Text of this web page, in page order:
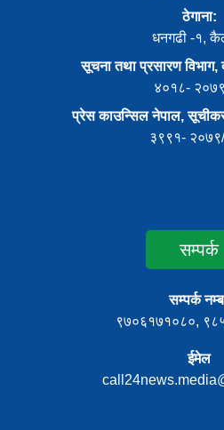
ठेगाना:
धनगढी -१,
सूचना तथा प्रसारण विभाग,
४०१८-
प्रेस काउन्सिल नेपाल,
३९९१-
सम्पर्क
सम्पर्क
९७०६१७१०८०,
ईमेल